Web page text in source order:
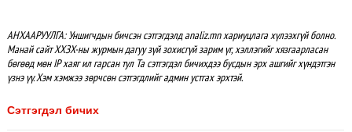
АНХААРУУЛГА: Уншигчдын бичсэн сэтгэгдэлд analiz.mn хариуцлага хүлээхгүй болно.
Манай сайт ХХЗХ-ны журмын дагуу зүй зохисгүй зарим үг, хэллэгийг хязгаарласан
бөгөөд мөн IP хаяг ил гарсан тул Та сэтгэгдэл бичихдээ бусдын эрх ашгийг хүндэтгэн
үзнэ үү. Хэм хэмжээ зөрчсөн сэтгэгдлийг админ устгах эрхтэй.
Сэтгэгдэл бичих